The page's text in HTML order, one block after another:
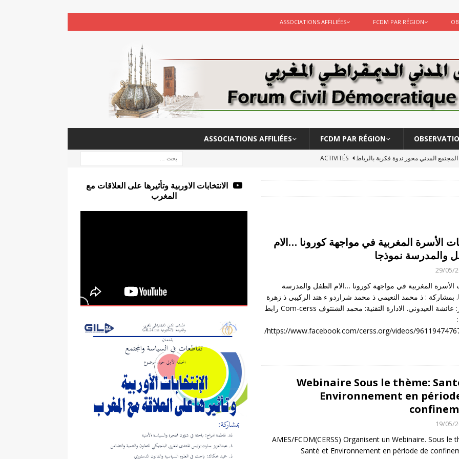
FCDM PAR RÉGION
ASSOCIATIONS AFFILIÉES
FCDM PAR RÉGION
ASSOCIATIONS AFFILIÉES
المجتمع المدني محور ندوة فكرية بالرباط
الأستاد احمد مخزن
observateurs
الملاحظة الانتخابية لاستحقاقات 23 شتنبر 2026
الأسرة المغربية في مواجهة كورونا …الام
والمدرسة نموذجا
29/05/
الأسرة المغربية في مواجهة كورونا …الام الطفل والمدرسة
بمشاركة : ذ محمد النعيمي ذ محمد شراردو ء هند الركيبي ذ زهرة
وتسيير: عائشة العيدوني. الادارة التقنية: محمد الشنتوف Com-cerss رابط
https://www.facebook.com/cerss.org/videos/
Webinaire Sous le thème:
Environnement en
19/05/
AMES/FCDM(CERSS) Organisent un Webinaire. Sous le
Santé et Environnement en période de
الانتخابات الاوربية وتأثيرها على العلاقات مع
المغرب